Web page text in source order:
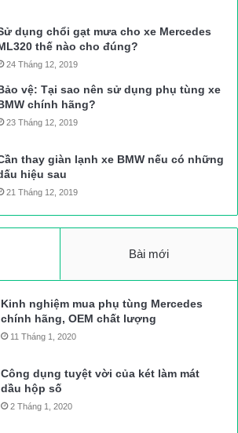
dụng chổi gạt mưa cho xe Mercedes
thế nào cho đúng?
24 Tháng 12, 2019
vệ: Tại sao nên sử dụng phụ tùng xe
chính hãng?
23 Tháng 12, 2019
thay giàn lạnh xe BMW nếu có những
hiệu sau
21 Tháng 12, 2019
Bài mới
Kinh nghiệm mua phụ tùng Mercedes
chính hãng, OEM chất lượng
11 Tháng 1, 2020
Công dụng tuyệt vời của két làm mát
dầu hộp số
2 Tháng 1, 2020